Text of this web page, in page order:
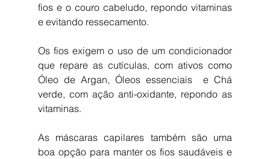
fios e o couro cabeludo, repondo vitaminas
e evitando ressecamento.
Os fios exigem o uso de um condicionador
que repare as cutículas, com ativos como
Óleo de Argan, Óleos essenciais  e Chá
verde, com ação anti-oxidante, repondo as
vitaminas.
As máscaras capilares também são uma
boa opção para manter os fios saudáveis e